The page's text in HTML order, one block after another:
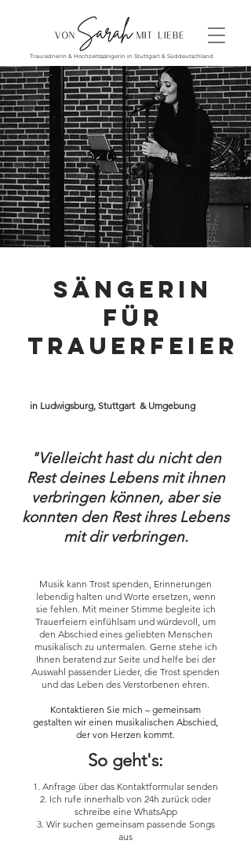
Traurednerin & Hochzeitssängerin in Stuttgart & Süddeutschland
Sängerin
für
Trauerfeier
in Ludwigsburg, Stuttgart & Umgebung
"Vielleicht hast du nicht den
Rest deines Lebens mit ihnen
verbringen können, aber sie
konnten den Rest ihres Lebens
mit dir verbringen.
Musik kann Trost spenden, Erinnerungen
lebendig halten und Worte ersetzen, wenn
sie fehlen. Mit meiner Stimme begleite ich
Trauerfeiern einfühlsam und würdevoll, um
den Abschied eines geliebten Menschen
musikalisch zu untermalen. Gerne stehe ich
Ihnen beratend zur Seite und helfe bei der
Auswahl passender Lieder, die Trost spenden
und das Leben des Verstorbenen ehren.
Kontaktieren Sie mich – gemeinsam
gestalten wir einen musikalischen Abschied,
der von Herzen kommt.
So geht's:
1. Anfrage über das Kontaktformular senden
2. Ich rufe innerhalb von 24h zurück oder
schreibe eine WhatsApp
3. Wir suchen gemeinsam passende Songs
aus